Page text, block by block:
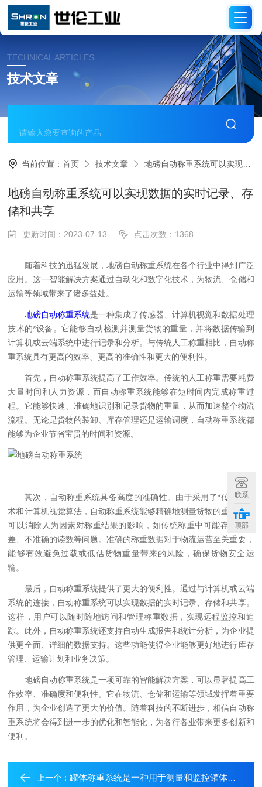
TECHNICAL ARTICLES
技术文章
当前位置：首页 技术文章 地磅自动称重系统可以实现数据的实时记录、存储和共享
地磅自动称重系统可以实现数据的实时记录、存
储和共享
更新时间：2023-07-13 点击次数：1368
随着科技的迅猛发展，地磅自动称重系统在各个行业中得到广泛
应用。这一智能解决方案通过自动化和数字化技术，为物流、仓储和
运输等领域带来了诸多益处。
地磅自动称重系统是一种集成了传感器、计算机视觉和数据处理
技术的*设备。它能够自动检测并测量货物的重量，并将数据传输到
计算机或云端系统中进行记录和分析。与传统人工称重相比，自动称
重系统具有更高的效率、更高的准确性和更大的便利性。
首先，自动称重系统提高了工作效率。传统的人工称重需要耗费
大量时间和人力资源，而自动称重系统能够在短时间内完成称重过
程。它能够快速、准确地识别和记录货物的重量，从而加速整个物流
流程。无论是货物的装卸、库存管理还是运输调度，自动称重系统都
能够为企业节省宝贵的时间和资源。
其次，自动称重系统具备高度的准确性。由于采用了*传感器技
术和计算机视觉算法，自动称重系统能够精确地测量货物的重量。它
可以消除人为因素对称重结果的影响，如传统称重中可能存在的误
差、不准确的读数等问题。准确的称重数据对于物流运营至关重要，
能够有效避免过载或低估货物重量带来的风险，确保货物安全运
输。
最后，自动称重系统提供了更大的便利性。通过与计算机或云端
系统的连接，自动称重系统可以实现数据的实时记录、存储和共享。
这样，用户可以随时随地访问和管理称重数据，实现远程监控和追
踪。此外，自动称重系统还支持自动生成报告和统计分析，为企业提
供更全面、详细的数据支持。这些功能使得企业能够更好地进行库存
管理、运输计划和业务决策。
地磅自动称重系统是一项可靠的智能解决方案，可以显著提高工
作效率、准确度和便利性。它在物流、仓储和运输等领域发挥着重要
作用，为企业创造了更大的价值。随着科技的不断进步，相信自动称
重系统将会得到进一步的优化和智能化，为各行各业带来更多创新和
便利。
上一个：罐体称重系统是一种用于测量和监控罐体重量的技术
联系
顶部